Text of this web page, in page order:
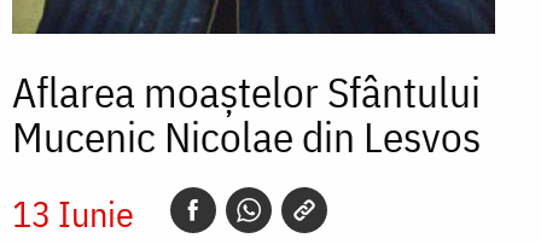
Aflarea moaștelor Sfântului
Mucenic Nicolae din Lesvos
13 Iunie